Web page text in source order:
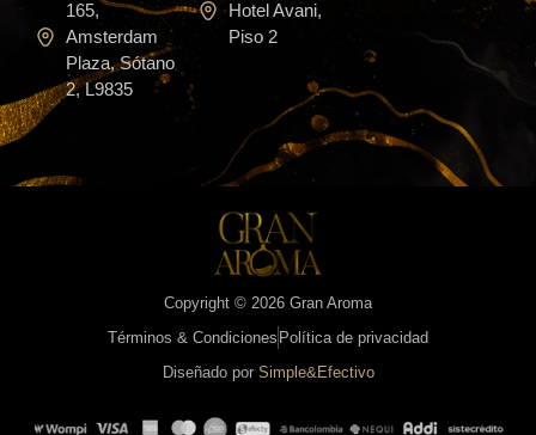
165,
Amsterdam
Plaza, Sótano
2, L9835
Hotel Avani,
Piso 2
Copyright © 2026 Gran Aroma
Términos & Condiciones Política de privacidad
Diseñado por Simple&Efectivo